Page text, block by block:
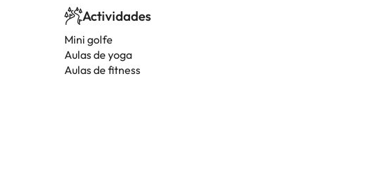
Actividades
Mini golfe
Aulas de yoga
Aulas de fitness